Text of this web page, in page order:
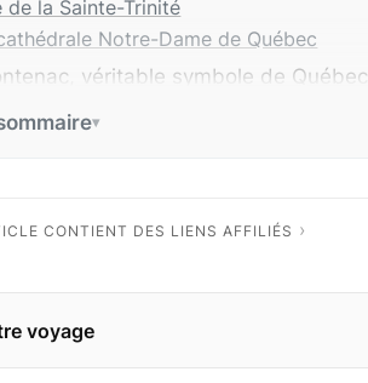
de la Sainte-Trinité
Notre-Dame de Québec
véritable symbole de Québec
et les plaines d’Abraham
de Québec
CONTIENT DES LIENS AFFILIÉS
voyage